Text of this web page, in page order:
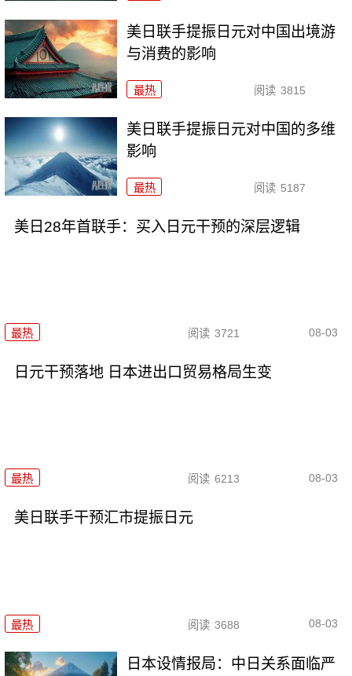
美日联手提振日元对中国出境游
与消费的影响
最热 阅读 3815
美日联手提振日元对中国的多维
影响
最热 阅读 5187
美日28年首联手：买入日元干预的深层逻辑
最热 阅读 3721 08-03
日元干预落地 日本进出口贸易格局生变
最热 阅读 6213 08-03
美日联手干预汇市提振日元
最热 阅读 3688 08-03
日本设情报局：中日关系面临严